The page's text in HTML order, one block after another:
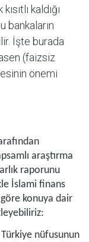
kaldığı
bankaların
İşte burada
(faizsiz
önemi
araştırma
raporunu
İslami finans
göre konuya dair
nüfusunun